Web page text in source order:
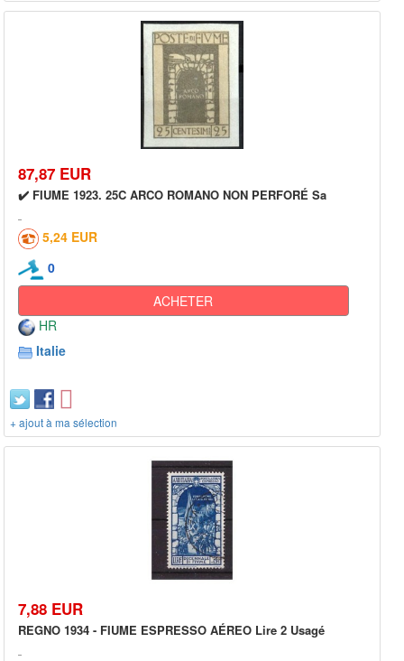
87,87 EUR
✔️ FIUME 1923. 25C ARCO ROMANO NON PERFORÉ Sa
5,24 EUR
0
ACHETER
HR
Italie
+ ajout à ma sélection
7,88 EUR
REGNO 1934 - FIUME ESPRESSO AÉREO Lire 2 Usagé